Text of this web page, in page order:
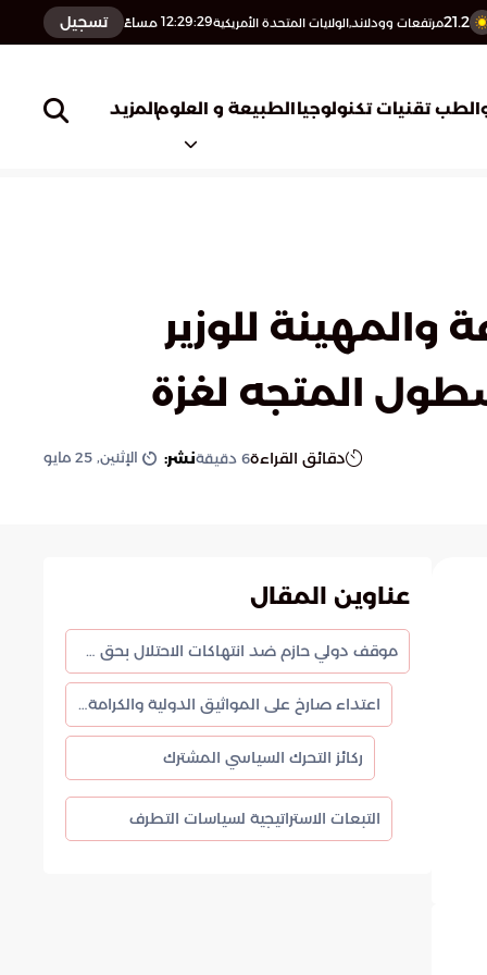
21.2مرتفعات وودلاند,الولايات المتحدة الأمريكية12:29:30 مساءً تسجيل
تقنيات تكنولوجياالطبيعة و العلومالمزيد
المروّعة والمهينة للوزير
المتجه لغزة
دقائق القراءة6 دقيقةنشر: الإثنين, 25 مايو
عناوين المقال
موقف دولي حازم ضد انتهاكات الاحتلال بحق متطوعي أسطول الحرية
اعتداء صارخ على المواثيق الدولية والكرامة البشرية
ركائز التحرك السياسي المشترك
التبعات الاستراتيجية لسياسات التطرف